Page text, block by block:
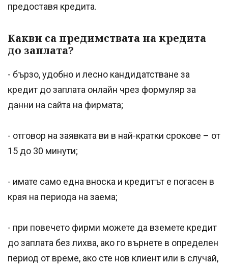
предоставя кредита.
Какви са предимствата на кредита
до заплата?
- бързо, удобно и лесно кандидатстване за
кредит до заплата онлайн чрез формуляр за
данни на сайта на фирмата;
- отговор на заявката ви в най-кратки срокове – от
15 до 30 минути;
- имате само една вноска и кредитът е погасен в
края на периода на заема;
- при повечето фирми можете да вземете кредит
до заплата без лихва, ако го върнете в определен
период от време, ако сте нов клиент или в случай,